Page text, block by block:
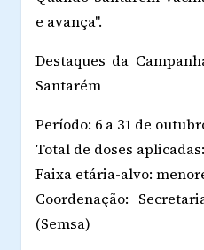
e avança".
Destaques da
Santarém
Período: 6 a 31 de
Total de doses
Faixa etária-alvo:
Coordenação:
(Semsa)